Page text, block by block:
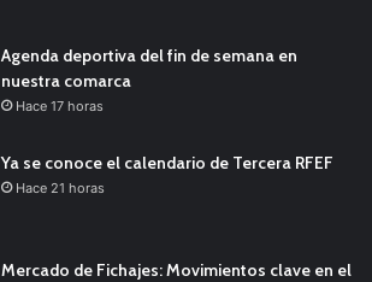
Agenda deportiva del fin de semana en
nuestra comarca
Hace 17 horas
Ya se conoce el calendario de Tercera RFEF
Hace 21 horas
Mercado de Fichajes: Movimientos clave en el